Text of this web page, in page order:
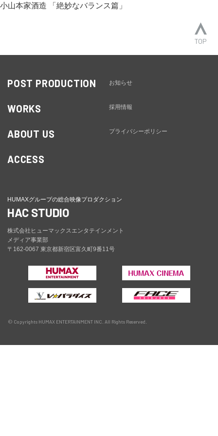
小山本家酒造 「絶妙なバランス篇」
TOP
POST PRODUCTION
WORKS
ABOUT US
ACCESS
お知らせ
採用情報
プライバシーポリシー
HUMAXグループの総合映像プロダクション
HAC STUDIO
株式会社ヒューマックスエンタテインメント
メディア事業部
〒162-0067 東京都新宿区富久町9番11号
© Copyrights HUMAX ENTERTAINMENT INC. All Rights Reserved.